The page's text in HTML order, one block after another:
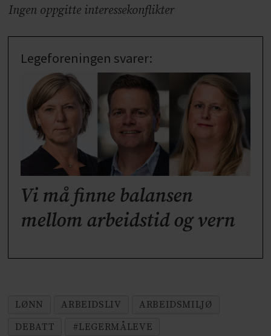
Ingen oppgitte interessekonflikter
Legeforeningen svarer:
Vi må finne balansen
mellom arbeidstid og vern
LØNN ARBEIDSLIV
ARBEIDSMILJØ
DEBATT
#LEGERMÅLEVE